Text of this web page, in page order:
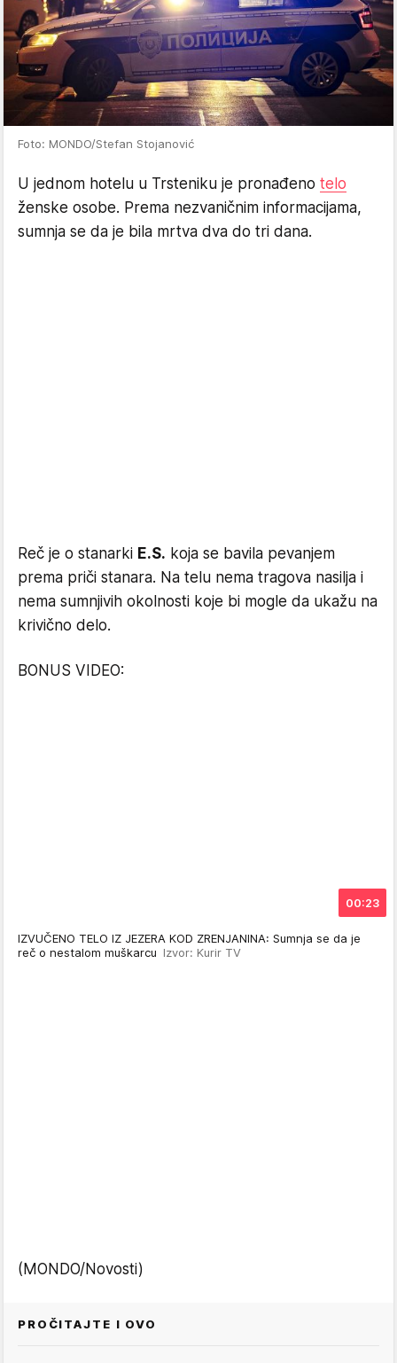
Foto: MONDO/Stefan Stojanović
U jednom hotelu u Trsteniku je pronađeno telo
ženske osobe. Prema nezvaničnim informacijama,
sumnja se da je bila mrtva dva do tri dana.
Reč je o stanarki E.S. koja se bavila pevanjem
prema priči stanara. Na telu nema tragova nasilja i
nema sumnjivih okolnosti koje bi mogle da ukažu na
krivično delo.
BONUS VIDEO:
00:23
IZVUČENO TELO IZ JEZERA KOD ZRENJANINA: Sumnja se da je
reč o nestalom muškarcu Izvor: Kurir TV
(MONDO/Novosti)
PROČITAJTE I OVO